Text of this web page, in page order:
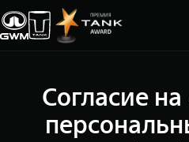
О
Согласие